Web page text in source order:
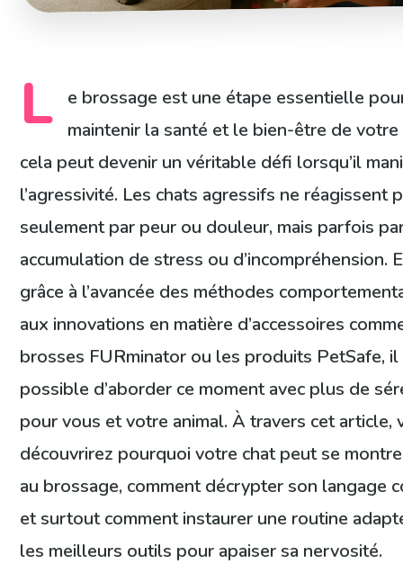
L
e brossage est une étape essentielle
maintenir la santé et le bien-être de votre
cela peut devenir un véritable défi lorsqu’il
l’agressivité. Les chats agressifs ne réagissent
seulement par peur ou douleur, mais parfois
accumulation de stress ou d’incompréhension.
grâce à l’avancée des méthodes
aux innovations en matière d’accessoires
brosses FURminator ou les produits PetSafe,
possible d’aborder ce moment avec plus de
pour vous et votre animal. À travers cet article,
découvrirez pourquoi votre chat peut se
au brossage, comment décrypter son langage
et surtout comment instaurer une routine
les meilleurs outils pour apaiser sa nervosité.